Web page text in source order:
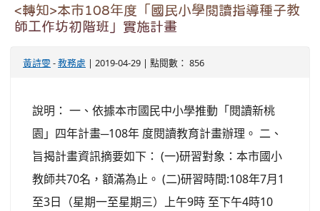
<轉知>本市108年度「國民小學閱讀指導種子教
師工作坊初階班」實施計畫
黃詩雯 -教務處 | 2019-04-29 | 點閱數： 856
說明： 一、依據本市國民中小學推動「閱讀新桃
園」四年計畫─108年 度閱讀教育計畫辦理。 二、
旨揭計畫資訊摘要如下： (一)研習對象：本市國小
教師共70名，額滿為止。 (二)研習時間:108年7月1
至3日（星期一至星期三）上午9時 至下午4時10